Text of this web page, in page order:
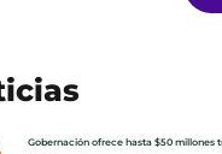
Gobernación ofrece hasta $50 millones